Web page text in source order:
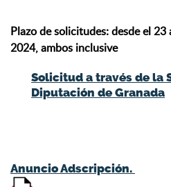
Plazo de solicitudes: desde el
2024, ambos inclusive
Solicitud a través de la
Diputación de Granada
Anuncio Adscripción.